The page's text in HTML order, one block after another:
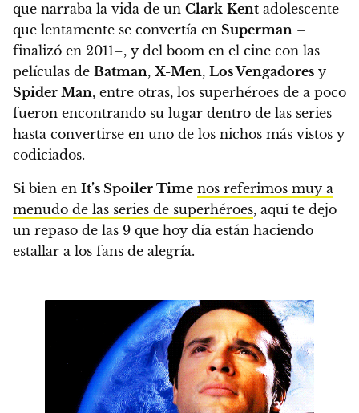
que narraba la vida de un Clark Kent adolescente
que lentamente se convertía en Superman –
finalizó en 2011–, y del boom en el cine con las
películas de Batman, X-Men, Los Vengadores y
Spider Man, entre otras, los superhéroes de a poco
fueron encontrando su lugar dentro de las series
hasta convertirse en uno de los nichos más vistos y
codiciados.
Si bien en It’s Spoiler Time nos referimos muy a
menudo de las series de superhéroes, aquí te dejo
un repaso de las 9 que hoy día están haciendo
estallar a los fans de alegría.